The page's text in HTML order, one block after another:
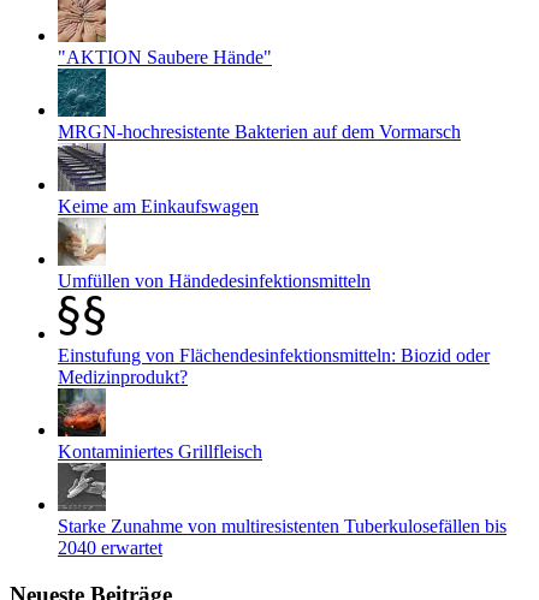
"AKTION Saubere Hände"
MRGN-hochresistente Bakterien auf dem Vormarsch
Keime am Einkaufswagen
Umfüllen von Händedesinfektionsmitteln
Einstufung von Flächendesinfektionsmitteln: Biozid oder
Medizinprodukt?
Kontaminiertes Grillfleisch
Starke Zunahme von multiresistenten Tuberkulosefällen bis
2040 erwartet
Neueste Beiträge